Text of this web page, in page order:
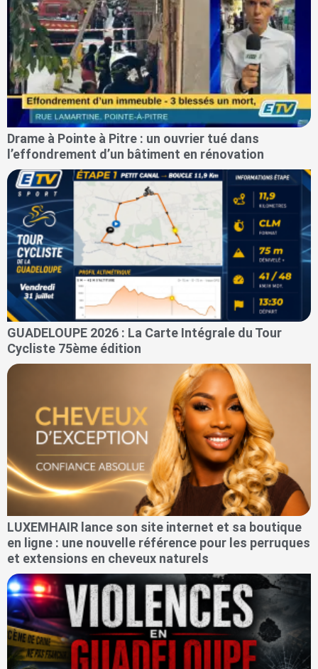
Drame à Pointe à Pitre : un ouvrier tué dans
l’effondrement d’un bâtiment en rénovation
GUADELOUPE 2026 : La Carte Intégrale du Tour
Cycliste 75ème édition
LUXEMHAIR lance son site internet et sa boutique
en ligne : une nouvelle référence pour les perruques
et extensions en cheveux naturels